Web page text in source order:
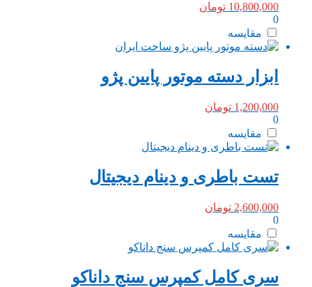
10,800,000 تومان
0
مقایسه
ابزار دسته موتور پایین پژو
1,200,000 تومان
0
مقایسه
تست باطری و دینام دیجیتال
2,600,000 تومان
0
مقایسه
سری کامل کمپرس سنج داناکو